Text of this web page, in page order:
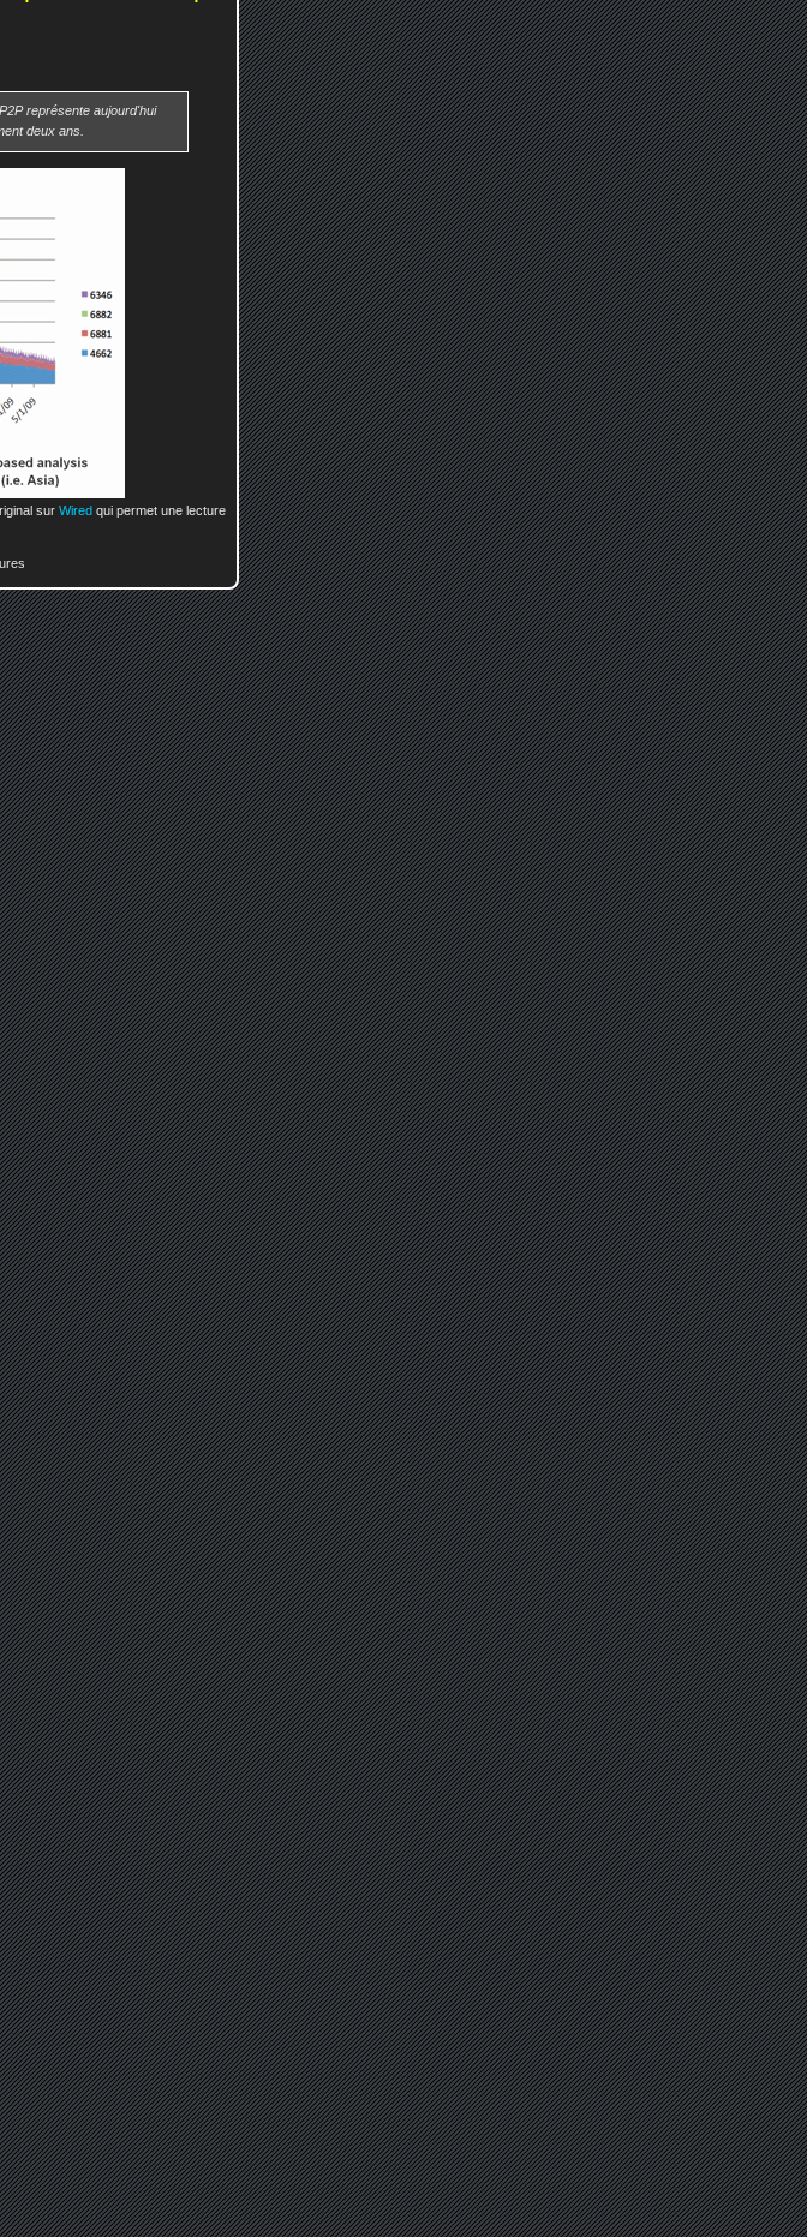
représente aujourd'hui
deux ans.
sur Wired qui permet une lecture